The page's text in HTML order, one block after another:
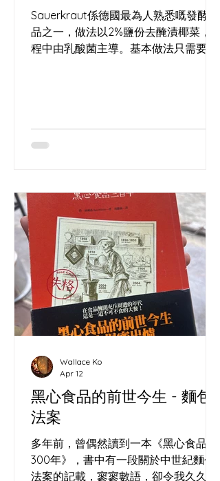
是一個麵包師，我的心血每天都在物理
世界裡灰飛煙滅。 這就是
www.wakinbakin.life/
Sauerkraut係德國最為人熟悉嘅發酵食
品之一，做法以2%鹽份去醃漬椰菜，過
程中由乳酸菌主導。基本做法只需要椰
黑心食品的前世今生 - 麵包
法案
多年前，曾偶然讀到一本《黑心食品
300年》，書中有一段關於中世紀麵包
法案的記載，寥寥數語，卻令我久久難
Wallace Ko
Apr 12